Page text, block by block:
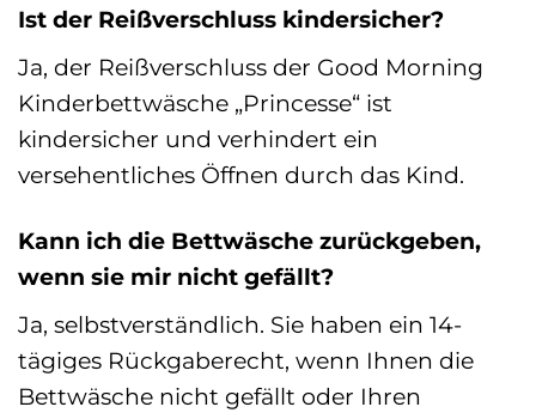
Ist der Reißverschluss kindersicher?
Ja, der Reißverschluss der Good Morning
Kinderbettwäsche „Princesse“ ist
kindersicher und verhindert ein
versehentliches Öffnen durch das Kind.
Kann ich die Bettwäsche zurückgeben,
wenn sie mir nicht gefällt?
Ja, selbstverständlich. Sie haben ein 14-
tägiges Rückgaberecht, wenn Ihnen die
Bettwäsche nicht gefällt oder Ihren